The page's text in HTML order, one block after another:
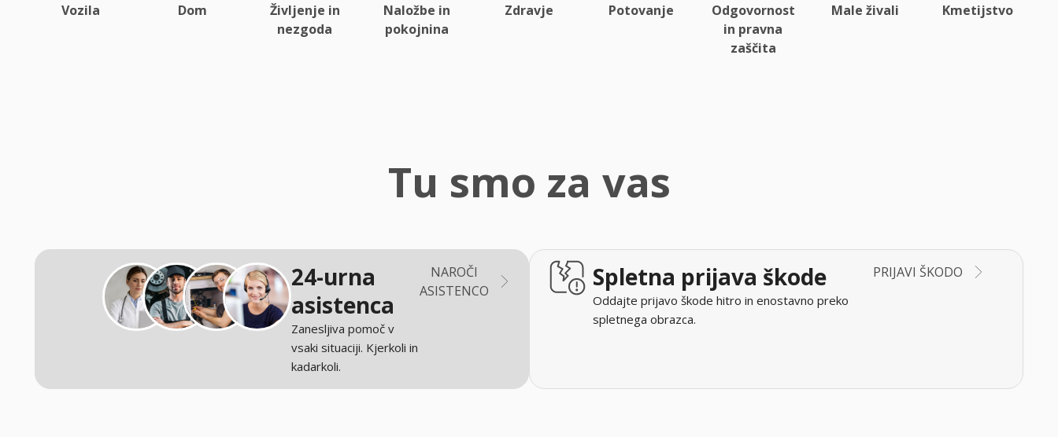
Vozila Dom
Življenje in
nezgoda
Naložbe in
pokojnina
Zdravje Potovanje
Odgovornost
in pravna
zaščita
Male živali Kmetijstvo
Tu smo za vas
24-urna
asistenca
Zanesljiva pomoč v
vsaki situaciji. Kjerkoli in
kadarkoli.
NAROČI
ASISTENCO
Spletna prijava škode
Oddajte prijavo škode hitro in enostavno preko
spletnega obrazca.
PRIJAVI ŠKODO